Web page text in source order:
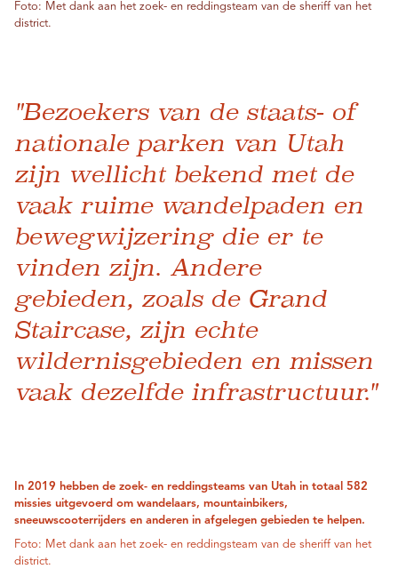
Foto: Met dank aan het zoek- en reddingsteam van de sheriff van het
district.
"Bezoekers van de staats- of
nationale parken van Utah
zijn wellicht bekend met de
vaak ruime wandelpaden en
bewegwijzering die er te
vinden zijn. Andere
gebieden, zoals de Grand
Staircase, zijn echte
wildernisgebieden en missen
vaak dezelfde infrastructuur."
In 2019 hebben de zoek- en reddingsteams van Utah in totaal 582
missies uitgevoerd om wandelaars, mountainbikers,
sneeuwscooterrijders en anderen in afgelegen gebieden te helpen.
Foto: Met dank aan het zoek- en reddingsteam van de sheriff van het
district.